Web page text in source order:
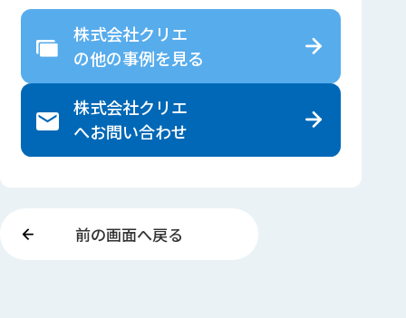
株式会社クリエ
の他の事例を見る
株式会社クリエ
へお問い合わせ
前の画面へ戻る